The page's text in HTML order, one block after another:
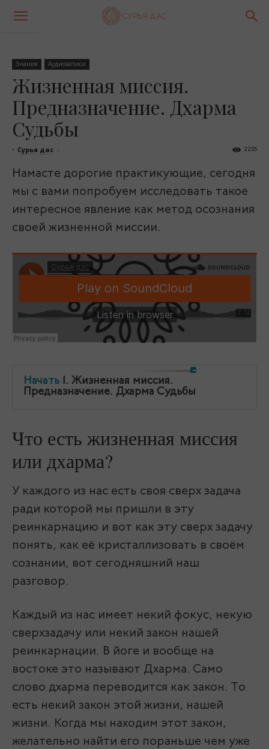
Знания Аудиозаписи
Жизненная миссия.
Предназначение. Дхарма
Судьбы
• Сурья дас - 2255
Намасте дорогие практикующие, сегодня
мы с вами попробуем исследовать такое
интересное явление как метод осознания
своей жизненной миссии.
Начать 1. Жизненная миссия.
Предназначение. Дхарма Судьбы
Что есть жизненная миссия
или дхарма?
У каждого из нас есть своя сверх задача
ради которой мы пришли в эту
реинкарнацию и вот как эту сверх задачу
понять, как её кристаллизовать в своём
сознании, вот сегодняшний наш
разговор.
Каждый из нас имеет некий фокус, некую
сверхзадачу или некий закон нашей
реинкарнации. В йоге и вообще на
востоке это называют Дхарма. Само
слово дхарма переводится как закон. То
есть некий закон этой жизни, нашей
жизни. Когда мы находим этот закон,
желательно найти его пораньше чем уже